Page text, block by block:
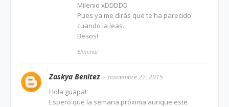
Milenio xDDDDD
Pues ya me dirás que te ha parecido
cuando la leas.
Besos!
Eliminar
Zaskya Benítez noviembre 22, 2015
Hola guapa!
Espero que la semana próxima aunque este